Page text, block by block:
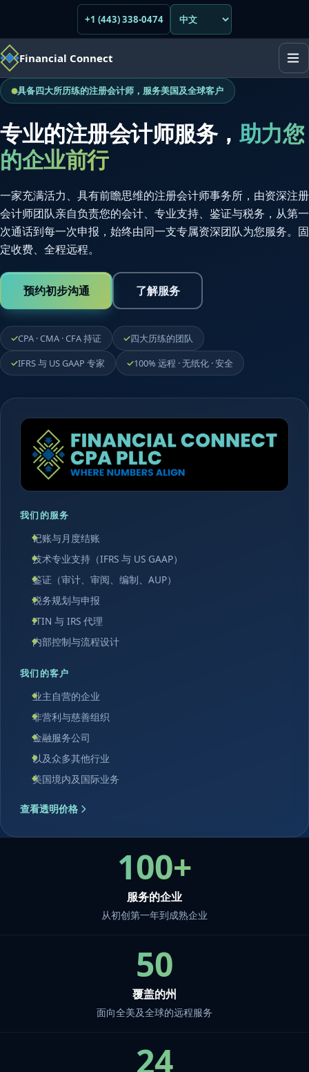
+1 (443) 338-0474
Financial Connect
具备四大所历练的注册会计师，服务美国及全球客户
专业的注册会计师服务， 助力您
的企业前行
一家充满活力、具有前瞻思维的注册会计师事务所，由资深注册
会计师团队亲自负责您的会计、专业支持、鉴证与税务，从第一
次通话到每一次申报，始终由同一支专属资深团队为您服务。固
定收费、全程远程。
预约初步沟通 了解服务
CPA · CMA · CFA 持证
四大历练的团队
IFRS 与 US GAAP 专家
100% 远程 · 无纸化 · 安全
我们的服务
记账与月度结账
技术专业支持（IFRS 与 US GAAP）
鉴证（审计、审阅、编制、AUP）
税务规划与申报
ITIN 与 IRS 代理
内部控制与流程设计
我们的客户
业主自营的企业
非营利与慈善组织
金融服务公司
以及众多其他行业
美国境内及国际业务
查看透明价格
100+
服务的企业
从初创第一年到成熟企业
50
覆盖的州
面向全美及全球的远程服务
24